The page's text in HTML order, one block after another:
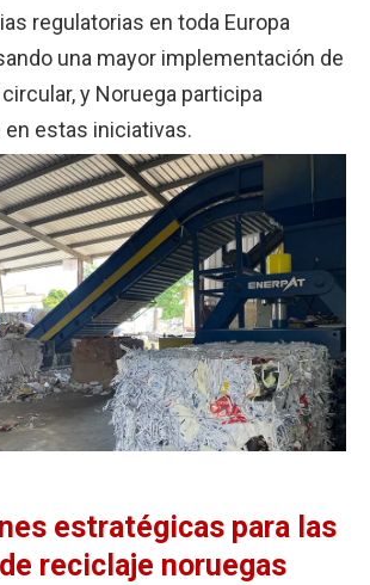
regulatorias en toda Europa
una mayor implementación de
y Noruega participa
estas iniciativas.
estratégicas para las
reciclaje noruegas